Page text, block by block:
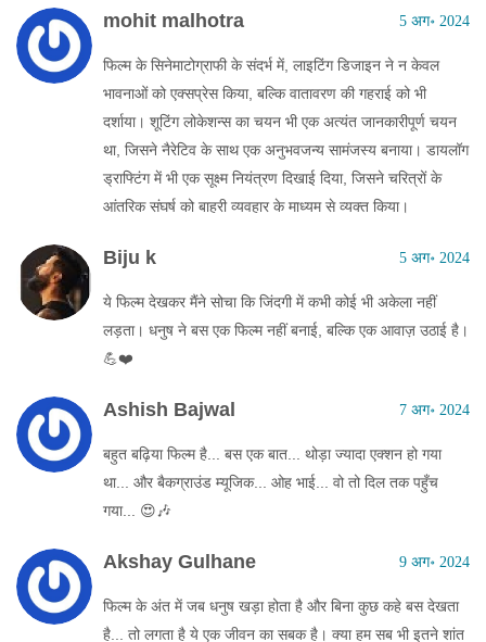
mohit malhotra 5 अग॰ 2024
फिल्म के सिनेमाटोग्राफी के संदर्भ में, लाइटिंग डिजाइन ने न केवल
भावनाओं को एक्सप्रेस किया, बल्कि वातावरण की गहराई को भी
दर्शाया। शूटिंग लोकेशन्स का चयन भी एक अत्यंत जानकारीपूर्ण चयन
था, जिसने नैरेटिव के साथ एक अनुभवजन्य सामंजस्य बनाया। डायलॉग
ड्राफ्टिंग में भी एक सूक्ष्म नियंत्रण दिखाई दिया, जिसने चरित्रों के
आंतरिक संघर्ष को बाहरी व्यवहार के माध्यम से व्यक्त किया।
Biju k 5 अग॰ 2024
ये फिल्म देखकर मैंने सोचा कि जिंदगी में कभी कोई भी अकेला नहीं
लड़ता। धनुष ने बस एक फिल्म नहीं बनाई, बल्कि एक आवाज़ उठाई है।
💪❤️
Ashish Bajwal 7 अग॰ 2024
बहुत बढ़िया फिल्म है... बस एक बात... थोड़ा ज्यादा एक्शन हो गया
था... और बैकग्राउंड म्यूजिक... ओह भाई... वो तो दिल तक पहुँच
गया... 😍🎶
Akshay Gulhane 9 अग॰ 2024
फिल्म के अंत में जब धनुष खड़ा होता है और बिना कुछ कहे बस देखता
है... तो लगता है ये एक जीवन का सबक है। क्या हम सब भी इतने शांत